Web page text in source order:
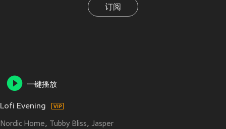
订阅
一键播放
Lofi Evening
Nordic Home Tubby Bliss Jasper